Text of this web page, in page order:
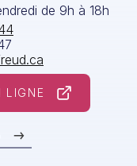
de 9h à 18h
LIGNE